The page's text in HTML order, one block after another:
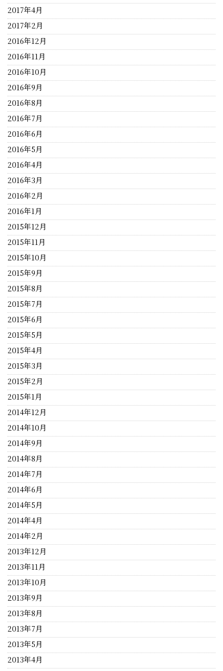
2017年4月
2017年2月
2016年12月
2016年11月
2016年10月
2016年9月
2016年8月
2016年7月
2016年6月
2016年5月
2016年4月
2016年3月
2016年2月
2016年1月
2015年12月
2015年11月
2015年10月
2015年9月
2015年8月
2015年7月
2015年6月
2015年5月
2015年4月
2015年3月
2015年2月
2015年1月
2014年12月
2014年10月
2014年9月
2014年8月
2014年7月
2014年6月
2014年5月
2014年4月
2014年2月
2013年12月
2013年11月
2013年10月
2013年9月
2013年8月
2013年7月
2013年5月
2013年4月